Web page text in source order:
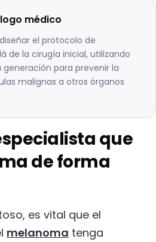
médico
el protocolo de
de la cirugía inicial, utilizando
para prevenir la
malignas a otros órganos
que
de forma
es vital que el
melanoma tenga